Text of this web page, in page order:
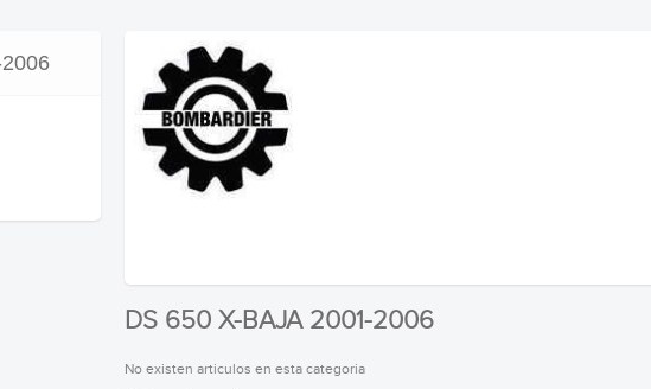
DS 650 X-BAJA 2001-2006
No existen articulos en esta categoria